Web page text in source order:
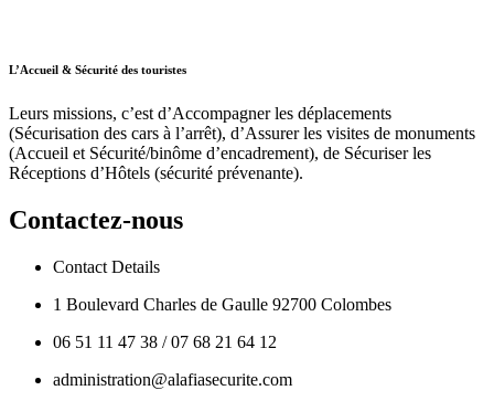
L’Accueil & Sécurité des touristes
Leurs missions, c’est d’Accompagner les déplacements
(Sécurisation des cars à l’arrêt), d’Assurer les visites de monuments
(Accueil et Sécurité/binôme d’encadrement), de Sécuriser les
Réceptions d’Hôtels (sécurité prévenante).
Contactez-nous
Contact Details
1 Boulevard Charles de Gaulle 92700 Colombes
06 51 11 47 38 / 07 68 21 64 12
administration@alafiasecurite.com